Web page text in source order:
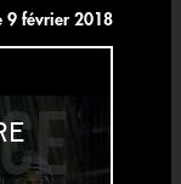
9 février 2018